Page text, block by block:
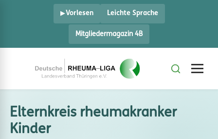
Vorlesen Leichte Sprache
Mitgliedermagazin 4B
Elternkreis rheumakranker
Kinder